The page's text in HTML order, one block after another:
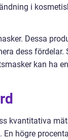
i
Dessa
dess fördelar.
kan ha
kvantitativa
högre